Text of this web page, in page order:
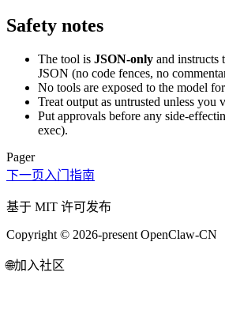
Safety notes
The tool is JSON-only and instructs
JSON (no code fences, no
No tools are exposed to the model
Treat output as untrusted unless you
Put approvals before any side-
exec).
Pager
下一页 入门指南
基于 MIT 许可发布
Copyright © 2026-present OpenClaw-CN
🌐加入社区